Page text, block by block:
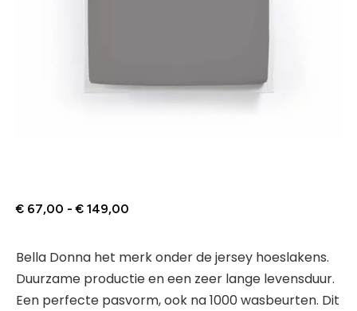
€ 67,00 - € 149,00
Bella Donna het merk onder de jersey hoeslakens.
Duurzame productie en een zeer lange levensduur.
Een perfecte pasvorm, ook na 1000 wasbeurten. Dit